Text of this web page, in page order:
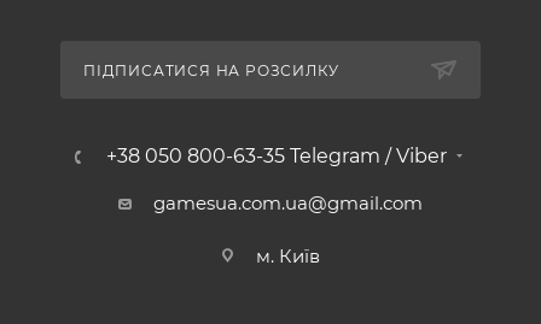
ПІДПИСАТИСЯ НА РОЗСИЛКУ
+38 050 800-63-35 Telegram / Viber
gamesua.com.ua@gmail.com
м. Київ